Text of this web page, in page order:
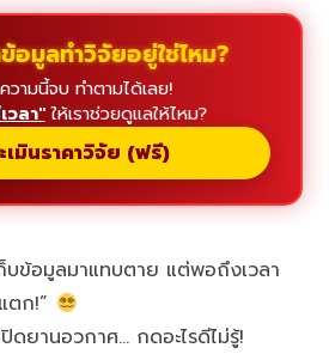
อมูลทำวิจัยอยู่ใช่ไหม?
วามนี้จบ ทำตามได้เลย!
วลา"ให้เราช่วยดูแลให้ไหม?
เมินราคาวิจัย (ฟรี)
บข้อมูลมาแทบตาย แต่พอถึงเวลา
ตก!”
ปิดยานอวกาศ… กดอะไรดีไม่รู้!